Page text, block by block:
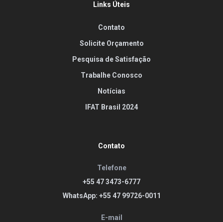
Links Úteis
Contato
Solicite Orçamento
Pesquisa de Satisfação
Trabalhe Conosco
Notícias
IFAT Brasil 2024
Contato
Telefone
+55 47 3473-6777
WhatsApp: +55 47 99726-0011
E-mail